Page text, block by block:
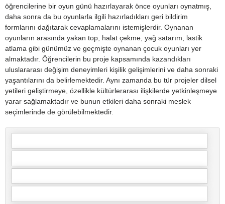
öğrencilerine bir oyun günü hazırlayarak önce oyunları oynatmış,
daha sonra da bu oyunlarla ilgili hazırladıkları geri bildirim
formlarını dağıtarak cevaplamalarını istemişlerdir. Oynanan
oyunların arasında yakan top, halat çekme, yağ satarım, lastik
atlama gibi günümüz ve geçmişte oynanan çocuk oyunları yer
almaktadır. Öğrencilerin bu proje kapsamında kazandıkları
uluslararası değişim deneyimleri kişilik gelişimlerini ve daha sonraki
yaşantılarını da belirlemektedir. Aynı zamanda bu tür projeler dilsel
yetileri geliştirmeye, özellikle kültürlerarası ilişkilerde yetkinleşmeye
yarar sağlamaktadır ve bunun etkileri daha sonraki meslek
seçimlerinde de görülebilmektedir.